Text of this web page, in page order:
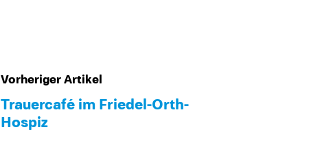
Vorheriger Artikel
Trauercafé im Friedel-Orth-
Hospiz